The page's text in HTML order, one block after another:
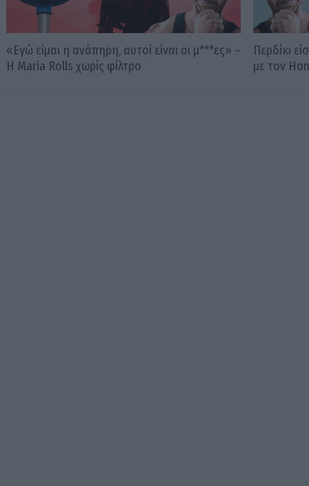
«Εγώ είμαι η ανάπηρη, αυτοί είναι οι μ***ες» –
Η Maria Rolls χωρίς φίλτρο
Περδίκι
με τον